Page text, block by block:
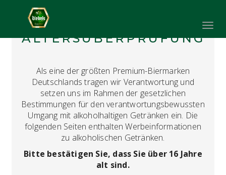
ALTERSÜBERPRÜFUNG
Als eine der größten Premium-Biermarken
Deutschlands tragen wir Verantwortung und
setzen uns im Rahmen der gesetzlichen
Bestimmungen für den verantwortungsbewussten
Umgang mit alkoholhaltigen Getränken ein. Die
folgenden Seiten enthalten Werbeinformationen
zu alkoholischen Getränken.
Bitte bestätigen Sie, dass Sie über 16 Jahre
alt sind.
FAQ
ALLGEMEINE INFOS ZUR
BRAUEREIBESICHTIGUNGEN